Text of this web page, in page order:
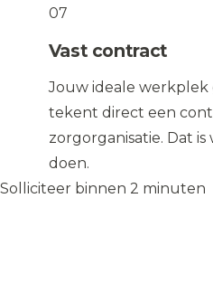
07
Vast contract
Jouw ideale werkplek
tekent direct een
zorgorganisatie. Dat
doen.
Solliciteer binnen 2 minuten